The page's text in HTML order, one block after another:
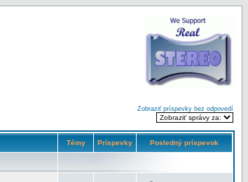
Zobraziť príspevky bez odpovedí
Témy Príspevky Posledný príspevok